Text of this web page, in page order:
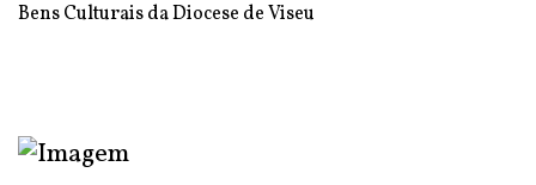
Bens Culturais da Diocese de Viseu